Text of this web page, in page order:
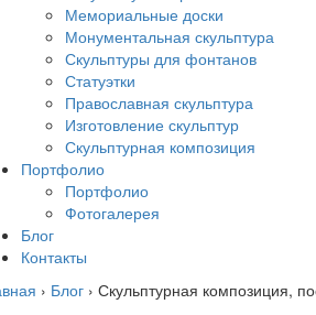
Мемориальные доски
Монументальная скульптура
Скульптуры для фонтанов
Статуэтки
Православная скульптура
Изготовление скульптур
Скульптурная композиция
Портфолио
Портфолио
Фотогалерея
Блог
Контакты
› Блог › Скульптурная композиция,